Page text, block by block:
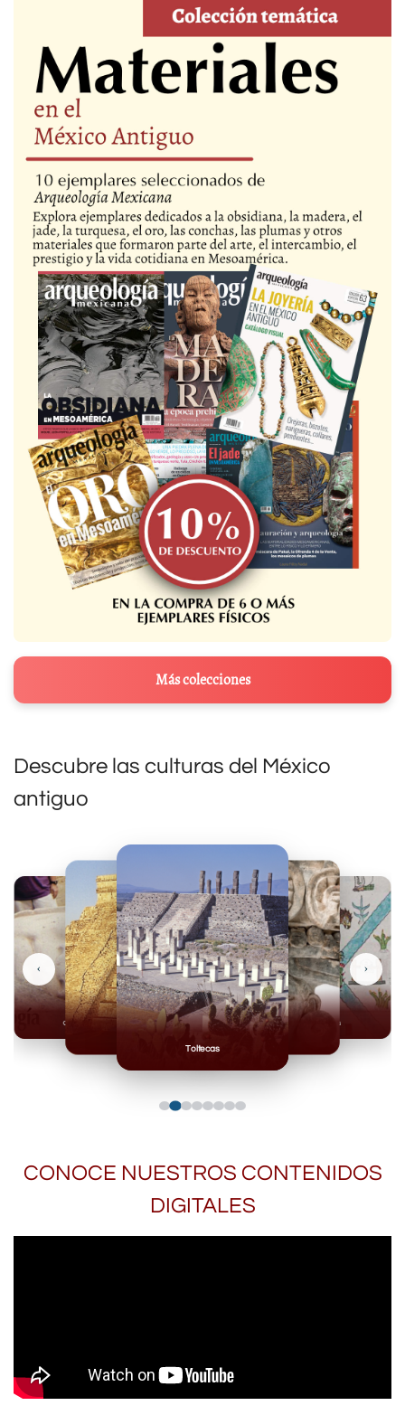
Más colecciones
Descubre las culturas del México
antiguo
Toltecas
Mexicas
Olmecas
‹ ›
CONOCE NUESTROS CONTENIDOS
DIGITALES